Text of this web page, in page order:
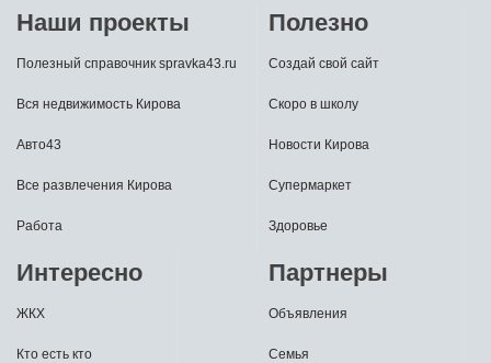
Наши проекты
Полезный справочник spravka43.ru
Вся недвижимость Кирова
Авто43
Все развлечения Кирова
Работа
Полезно
Создай свой сайт
Скоро в школу
Новости Кирова
Супермаркет
Здоровье
Интересно
ЖКХ
Кто есть кто
Партнеры
Объявления
Семья